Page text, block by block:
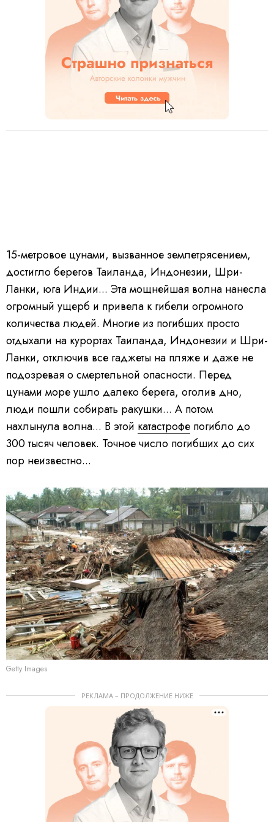
15-метровое цунами, вызванное землетрясением,
достигло берегов Таиланда, Индонезии, Шри-
Ланки, юга Индии... Эта мощнейшая волна нанесла
огромный ущерб и привела к гибели огромного
количества людей. Многие из погибших просто
отдыхали на курортах Таиланда, Индонезии и Шри-
Ланки, отключив все гаджеты на пляже и даже не
подозревая о смертельной опасности. Перед
цунами море ушло далеко берега, оголив дно,
люди пошли собирать ракушки... А потом
нахлынула волна... В этой катастрофе погибло до
300 тысяч человек. Точное число погибших до сих
пор неизвестно...
Getty Images
РЕКЛАМА – ПРОДОЛЖЕНИЕ НИЖЕ